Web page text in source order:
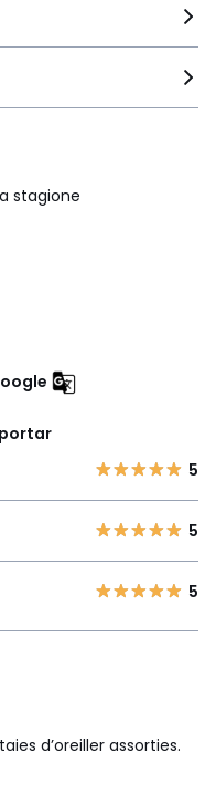
stagione
5
5
5
d’oreiller assorties.